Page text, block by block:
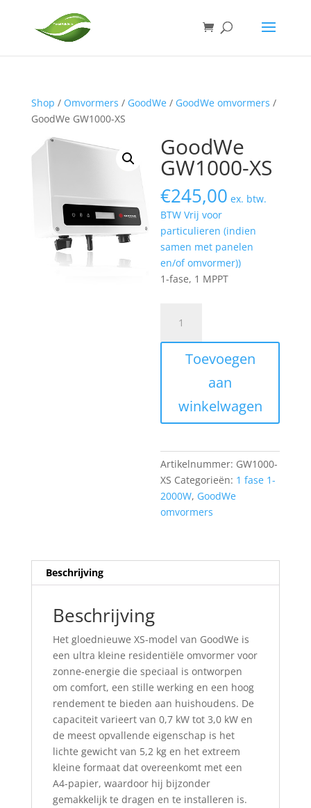
Shop / Omvormers / GoodWe/ GoodWe omvormers /
GoodWe GW1000-XS
GoodWe
GW1000-XS
€245,00 ex. btw.
BTW Vrij voor
particulieren (indien
samen met panelen
en/of omvormer))
1-fase, 1 MPPT
GW1000-
XS
aantalToevoegen
aan
winkelwagen
Artikelnummer: GW1000-
XS Categorieën: 1 fase 1-
2000W, GoodWe
omvormers
Beschrijving
Beschrijving
Het gloednieuwe XS-model van GoodWe is
een ultra kleine residentiële omvormer voor
zonne-energie die speciaal is ontworpen
om comfort, een stille werking en een hoog
rendement te bieden aan huishoudens. De
capaciteit varieert van 0,7 kW tot 3,0 kW en
de meest opvallende eigenschap is het
lichte gewicht van 5,2 kg en het extreem
kleine formaat dat overeenkomt met een
A4-papier, waardoor hij bijzonder
gemakkelijk te dragen en te installeren is.